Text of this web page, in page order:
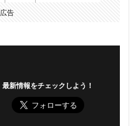
広告
最新情報をチェックしよう！